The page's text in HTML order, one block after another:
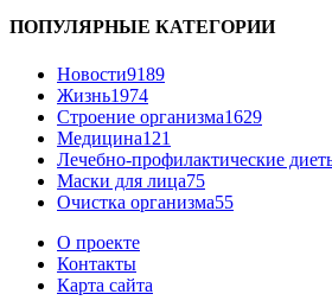
ПОПУЛЯРНЫЕ КАТЕГОРИИ
Новости9189
Жизнь1974
Строение организма1629
Медицина121
Лечебно-профилактические
Маски для лица75
Очистка организма55
О проекте
Контакты
Карта сайта